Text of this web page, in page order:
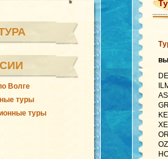
Волге
туры
туры